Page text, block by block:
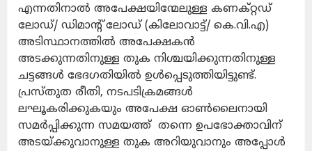
എന്നതിനാൽ അപേക്ഷയിന്മേലുള്ള കണക്റ്റഡ്
ലോഡ്/ ഡിമാന്റ് ലോഡ് (കിലോവാട്ട്/ കെ.വി.എ)
അടിസ്ഥാനത്തിൽ അപേക്ഷകൻ
അടക്കുന്നതിനുള്ള തുക നിശ്ചയിക്കുന്നതിനുള്ള
ചട്ടങ്ങൾ ഭേദഗതിയിൽ ഉൾപ്പെടുത്തിയിട്ടുണ്ട്.
പ്രസ്തുത രീതി, നടപടിക്രമങ്ങൾ
ലഘൂകരിക്കുകയും അപേക്ഷ ഓൺലൈനായി
സമർപ്പിക്കുന്ന സമയത്ത് തന്നെ ഉപഭോക്താവിന്
അടയ്ക്കുവാനുള്ള തുക അറിയുവാനും അപ്പോൾ